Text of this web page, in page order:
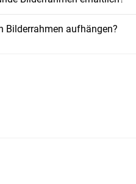
Bilderrahmen aufhängen?